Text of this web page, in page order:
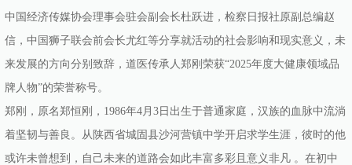
中国经济传媒协会理事会驻会副会长杜跃进，检察日报社原副总编赵
信，中国狮子联会前会长尤红等分享就活动的社会影响和现实意义，未
来发展的方向分别致辞，道医传承人郑刚荣获“2025年度大健康领域品
牌人物”的荣誉称号。
郑刚，原名郑恒刚，1986年4月3日出生于普通家庭，汉族的血脉中流淌
着坚韧与善良。从陕西省城固县沙河营镇中学开启求学生涯，彼时的他
或许未曾想到，自己未来的道路会如此丰富多彩且意义非凡 。在初中